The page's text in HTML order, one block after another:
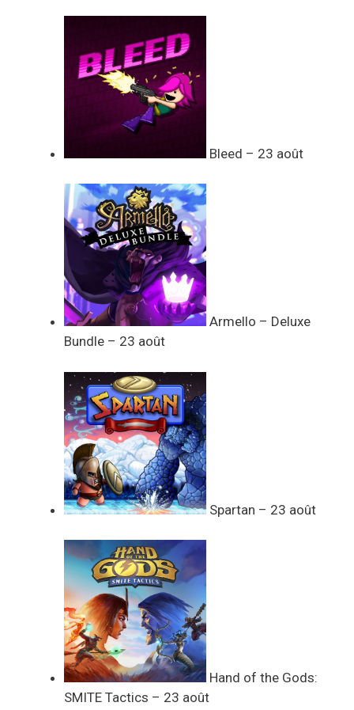
Bleed – 23 août
Armello – Deluxe
Bundle – 23 août
Spartan – 23 août
Hand of the Gods:
SMITE Tactics – 23 août